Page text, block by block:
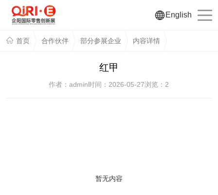
English
首页 合作伙伴 部分参展企业 内容详情
红甲
作者：admin时间：2026-05-27浏览： 2
暂无内容